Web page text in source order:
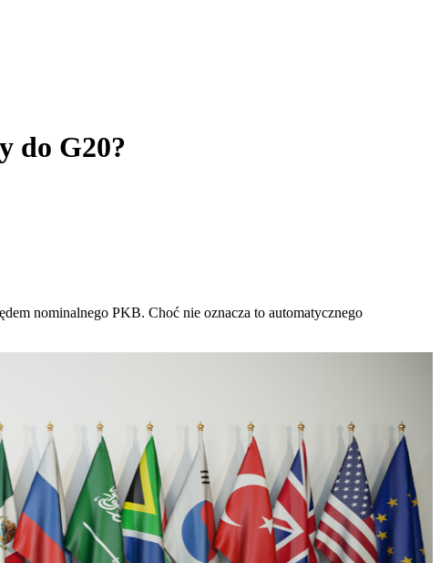
do G20?
nominalnego PKB. Choć nie oznacza to automatycznego